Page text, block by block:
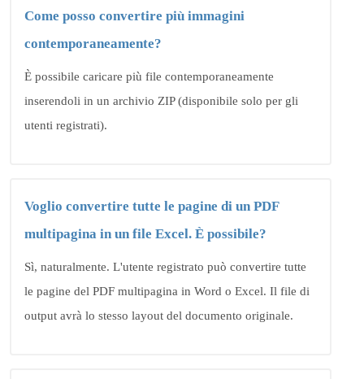
Come posso convertire più immagini
contemporaneamente?
È possibile caricare più file contemporaneamente
inserendoli in un archivio ZIP (disponibile solo per gli
utenti registrati).
Voglio convertire tutte le pagine di un PDF
multipagina in un file Excel. È possibile?
Sì, naturalmente. L'utente registrato può convertire tutte
le pagine del PDF multipagina in Word o Excel. Il file di
output avrà lo stesso layout del documento originale.